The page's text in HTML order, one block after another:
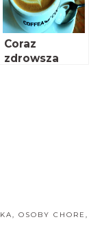
Coraz
zdrowsza
, OSOBY CHORE ,